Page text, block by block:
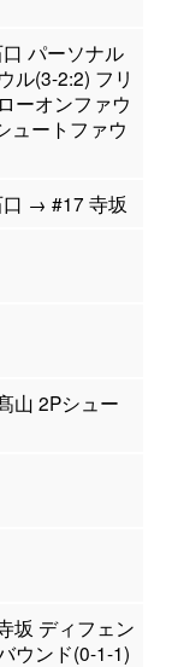
パーソナル
ル(3-2:2) フリ
ーオンファウ
ュートファウ
→ #17 寺坂
山 2Pシュー
坂 ディフェン
ウンド(0-1-1)